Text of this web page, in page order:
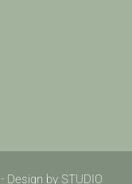
Design by STUDIO